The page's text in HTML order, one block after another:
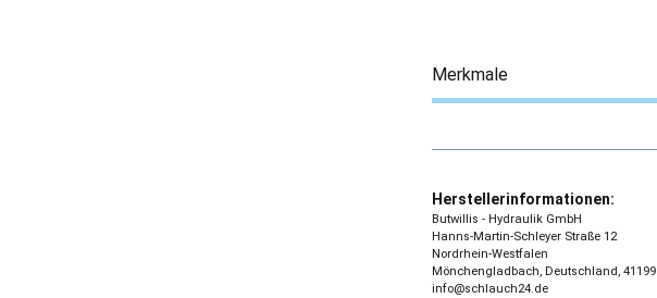
Merkmale
Herstellerinformationen:
Butwillis - Hydraulik GmbH
Hanns-Martin-Schleyer Straße 12
Nordrhein-Westfalen
Mönchengladbach, Deutschland, 41199
info@schlauch24.de